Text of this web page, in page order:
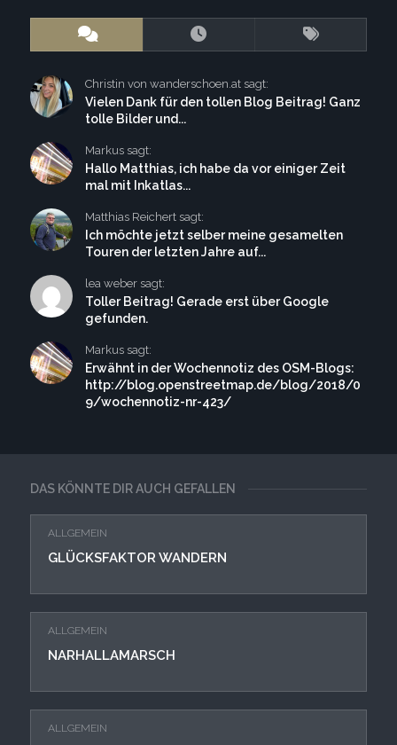
DAS KÖNNTE DIR AUCH GEFALLEN
ALLGEMEIN
GLÜCKSFAKTOR WANDERN
ALLGEMEIN
NARHALLAMARSCH
ALLGEMEIN
Christin von wanderschoen.at sagt:
Vielen Dank für den tollen Blog Beitrag! Ganz
tolle Bilder und...
Markus sagt:
Hallo Matthias, ich habe da vor einiger Zeit
mal mit Inkatlas...
Matthias Reichert sagt:
Ich möchte jetzt selber meine gesamelten
Touren der letzten Jahre auf...
lea weber sagt:
Toller Beitrag! Gerade erst über Google
gefunden.
Markus sagt:
Erwähnt in der Wochennotiz des OSM-Blogs:
http://blog.openstreetmap.de/blog/2018/0
9/wochennotiz-nr-423/